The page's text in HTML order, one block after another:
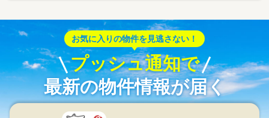
お気に入りの物件を見逃さない！
プッシュ通知で
最新の物件情報が届く